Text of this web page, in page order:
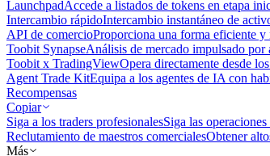
LaunchpadAccede a listados de tokens en etapa
Intercambio rápidoIntercambio instantáneo de
API de comercioProporciona una forma eficiente y
Toobit SynapseAnálisis de mercado impulsado por
Toobit x TradingViewOpera directamente desde
Agent Trade KitEquipa a los agentes de IA con
Recompensas
Copiar
Siga a los traders profesionalesSiga las
Reclutamiento de maestros comercialesObtener
Más